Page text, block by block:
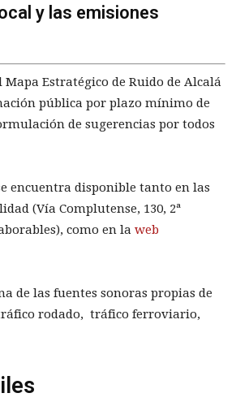
y las emisiones
Estratégico de Ruido de Alcalá
pública por plazo mínimo de
de sugerencias por todos
encuentra disponible tanto en las
(Vía Complutense, 130, 2ª
como en la web
de las fuentes sonoras propias de
rodado, tráfico ferroviario,